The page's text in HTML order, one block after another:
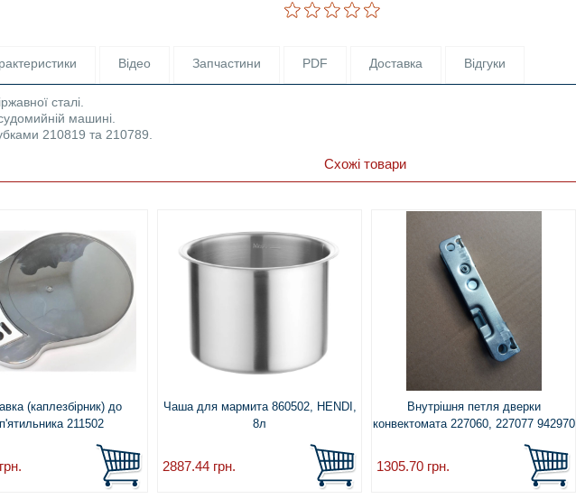
Відео Запчастини PDF Доставка Відгуки
сталі.
машині.
210819 та 210789.
Схожі товари
(каплезбірник) до
211502
грн.
Чаша для мармита 860502, HENDI,
8л
2887.44 грн.
Внутрішня петля дверки
конвектомата 227060, 227077 942970
1305.70 грн.